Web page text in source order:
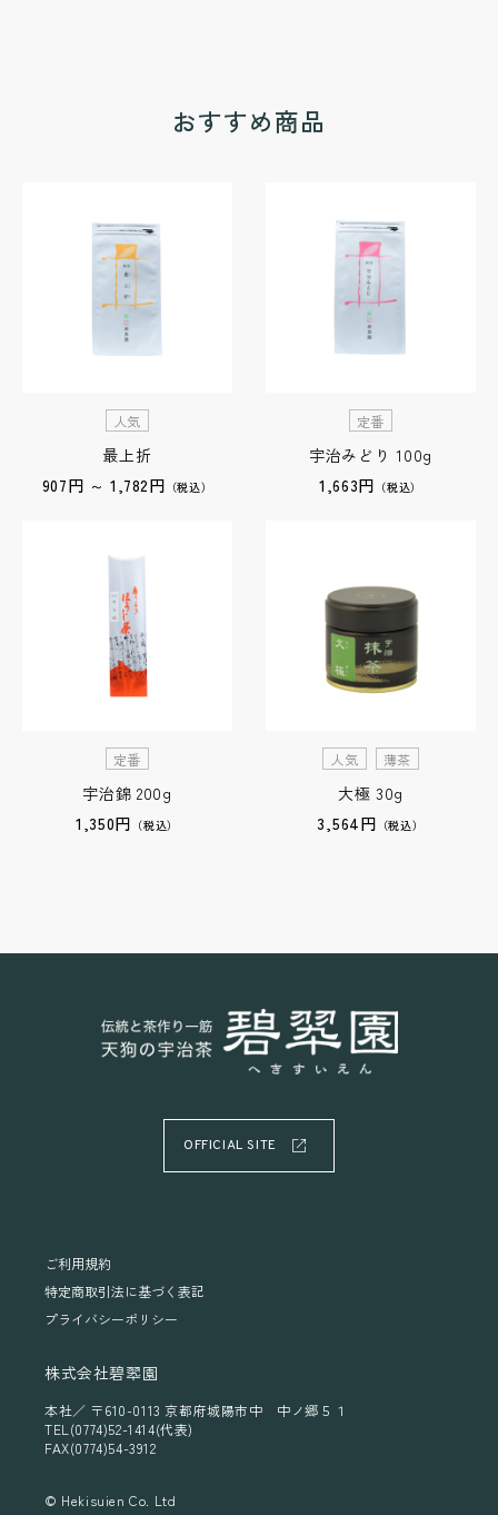
おすすめ商品
人気
最上折
907円 ～ 1,782円 （税込）
定番
宇治みどり 100g
1,663円 （税込）
定番
宇治錦 200g
1,350円 （税込）
人気 薄茶
大極 30g
3,564円 （税込）
OFFICIAL SITE
ご利用規約
特定商取引法に基づく表記
プライバシーポリシー
株式会社碧翆園
本社／ 〒610-0113 京都府城陽市中 中ノ郷５１
TEL(0774)52-1414(代表)
FAX(0774)54-3912
© Hekisuien Co. Ltd